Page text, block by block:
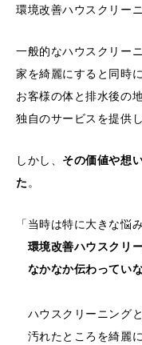
環境改善ハウスクリー
一般的なハウスクリー
家を綺麗にすると同時に
お客様の体と排水後の
独自のサービスを提供
しかし、 その価値や想
た。
「当時は特に大きな悩
環境改善ハウスクリ
なかなか伝わってい
ハウスクリーニング
汚れたところを綺麗